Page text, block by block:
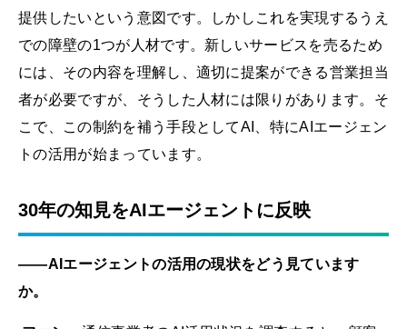
提供したいという意図です。しかしこれを実現するうえ
での障壁の1つが人材です。新しいサービスを売るため
には、その内容を理解し、適切に提案ができる営業担当
者が必要ですが、そうした人材には限りがあります。そ
こで、この制約を補う手段としてAI、特にAIエージェン
トの活用が始まっています。
30年の知見をAIエージェントに反映
——AIエージェントの活用の現状をどう見ています
か。